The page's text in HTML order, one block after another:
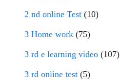
2 nd online Test (10)
3 Home work (75)
3 rd e learning video (107)
3 rd online test (5)